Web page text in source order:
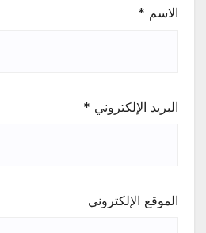
الاسم *
البريد الإلكتروني *
الموقع الإلكتروني